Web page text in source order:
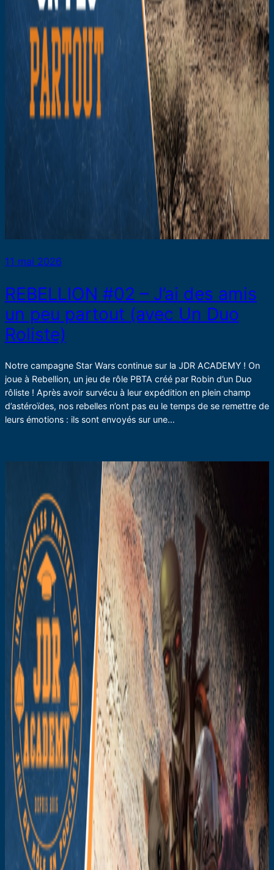
11 mai 2026
REBELLION #02 – J’ai des amis
un peu partout (avec Un Duo
Roliste)
Notre campagne Star Wars continue sur la JDR ACADEMY ! On
joue à Rebellion, un jeu de rôle PBTA créé par Robin d’un Duo
rôliste ! Après avoir survécu à leur expédition en plein champ
d’astéroïdes, nos rebelles n’ont pas eu le temps de se remettre de
leurs émotions : ils sont envoyés sur une…